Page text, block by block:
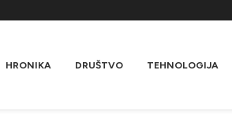
HRONIKA DRUŠTVO TEHNOLOGIJA